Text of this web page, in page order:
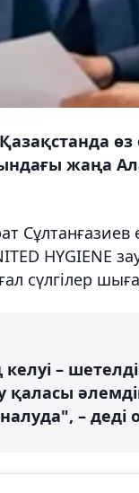
өз
жаңа
HYGIENE
сүлгілер
–
қаласы
– деді